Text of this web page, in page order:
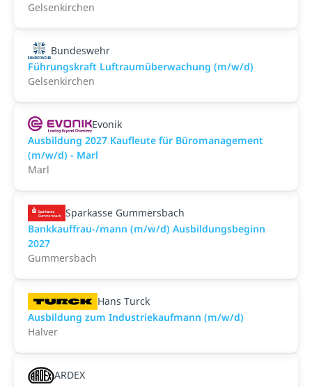
Gelsenkirchen
Bundeswehr
Führungskraft Luftraumüberwachung (m/w/d)
Gelsenkirchen
Evonik
Ausbildung 2027 Kaufleute für Büromanagement
(m/w/d) - Marl
Marl
Sparkasse Gummersbach
Bankkauffrau-/mann (m/w/d) Ausbildungsbeginn
2027
Gummersbach
Hans Turck
Ausbildung zum Industriekaufmann (m/w/d)
Halver
ARDEX